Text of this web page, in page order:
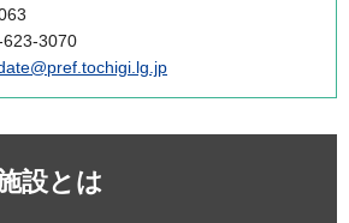
623-3070
設とは